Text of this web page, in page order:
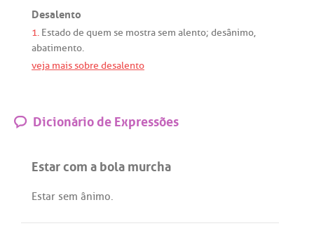
Desalento
1. Estadode quem se mostrasem alento; desânimo,
abatimento.
veja mais sobre desalento
Dicionário de Expressões
Estar com a bola murcha
Estar sem ânimo.